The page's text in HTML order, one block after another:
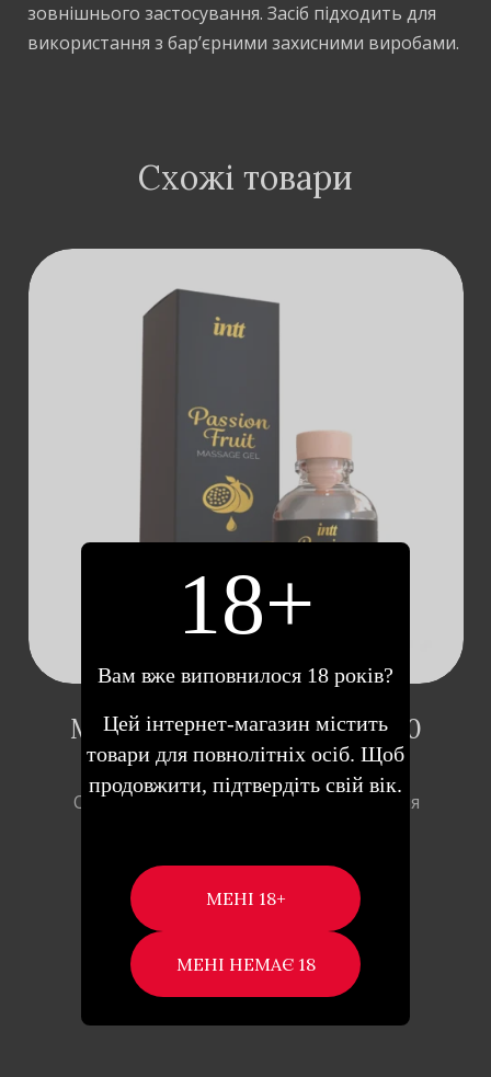
зовнішнього застосування. Засіб підходить для
використання з бар’єрними захисними виробами.
Схожі товари
ДОДАТИ В
КОШИК
МАСАЖНИЙ ГЕЛЬ INTT, 30
МЛ (МАРАКУЯ)
Опис Масажний гель – це приємний для
ДОДАТИ В КОШИК
18+
Вам вже виповнилося 18 років?
Цей інтернет-магазин містить
товари для повнолітніх осіб. Щоб
продовжити, підтвердіть свій вік.